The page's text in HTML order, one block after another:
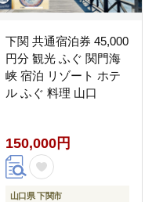
下関 共通宿泊券 45,000
円分 観光 ふぐ 関門海
峡 宿泊 リゾート ホテ
ル ふぐ 料理 山口
150,000円
山口県 下関市